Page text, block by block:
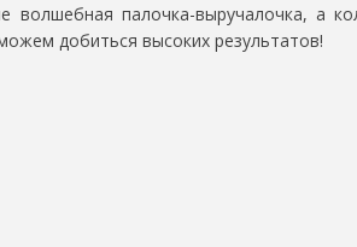
палочка-выручалочка, а
добиться высоких результатов!